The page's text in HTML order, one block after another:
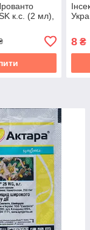
к.с. (2 мл),
8 ₴